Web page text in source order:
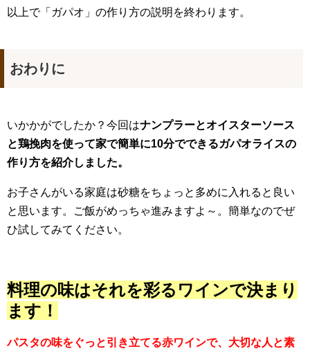
以上で「ガパオ」の作り方の説明を終わります。
おわりに
いかかがでしたか？今回はナンプラーとオイスターソース
と鶏挽肉を使って家で簡単に10分でできるガパオライスの
作り方を紹介しました。
お子さんがいる家庭は砂糖をちょっと多めに入れると良い
と思います。ご飯がめっちゃ進みますよ～。簡単なのでぜ
ひ試してみてください。
料理の味はそれを彩るワインで決まり
ます！
パスタの味をぐっと引き立てる赤ワインで、大切な人と素